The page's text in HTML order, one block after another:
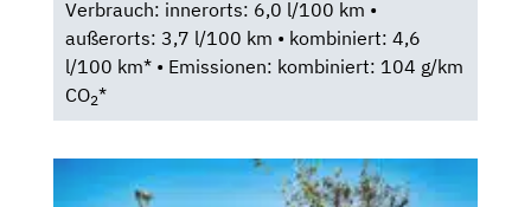
Verbrauch: innerorts: 6,0 l/100 km •
außerorts: 3,7 l/100 km • kombiniert: 4,6
l/100 km* • Emissionen: kombiniert: 104 g/km
CO2*